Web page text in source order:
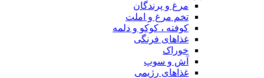
مرغ و پرندگان
تخم مرغ و املت
کوفته ، کوکو و دلمه
غذاهای فرنگی
خوراک
آش و سوپ
غذاهای رژیمی